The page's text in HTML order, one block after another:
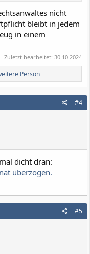
nicht
bleibt in jedem
in einem
Zuletzt bearbeitet: 30.10.2024
Person
#4
dicht dran:
überzogen.
#5